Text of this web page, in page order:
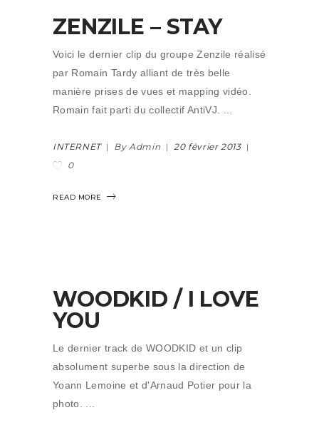
ZENZILE – STAY
Voici le dernier clip du groupe Zenzile réalisé
par Romain Tardy alliant de très belle
manière prises de vues et mapping vidéo.
Romain fait parti du collectif AntiVJ.
INTERNET By Admin
20 février 2013
0
READ MORE
WOODKID / I LOVE
YOU
Le dernier track de WOODKID et un clip
absolument superbe sous la direction de
Yoann Lemoine et d'Arnaud Potier pour la
photo.